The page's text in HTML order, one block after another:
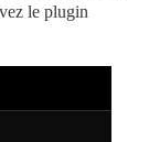
le plugin